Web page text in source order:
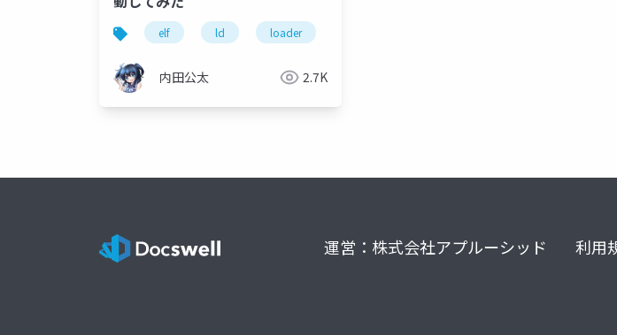
elf ld loader
内田公太 2.7K
運営：株式会社アプルーシッド 利用